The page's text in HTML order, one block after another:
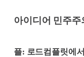
아이디어 민주주
플: 로드컴플릿에